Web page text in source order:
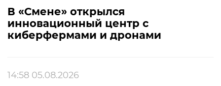
В «Смене» открылся
инновационный центр с
киберфермами и дронами
14:58 05.08.2026